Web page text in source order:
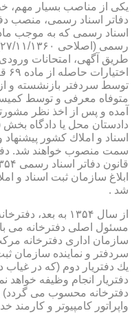
یكی از مناصب بسیار مهم،
دفاتر اسناد رسمی، منصب
طریق آگهی، امتحانات ورودی
توسط سردفتر بازنشسته و از
متوفاه معرفی و توسط
آمده و پس از اخذ نظر
دادستان محل یا دادگاه
اسناد و املاك كشور پیشنهاد
ابلاغ سازمان ثبت اسناد و
شد .
از سال ۱۳۵۴ به
مسئول اصلی دفترخانه می
سازمان اداری دفترخانه
سردفتر و نماینده سازمان
یك دفتریار دوم (كه در غیاب
دفتریار انجام وظیفه خواهد
دفترخانه محسوب می گردد)
واپراتور كامپیوتر و كارمند